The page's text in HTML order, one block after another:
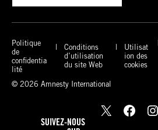
Politique
de
confidentia
lité
Conditions
d’utilisation
du site Web
Utilisat
ion des
cookies
© 2026 Amnesty International
SUIVEZ-NOUS
X Facebook Instagram